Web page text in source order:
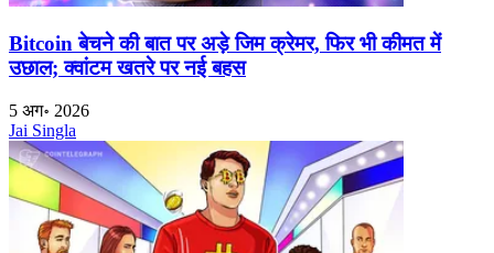
Bitcoin बेचने की बात पर अड़े जिम क्रेमर, फिर भी कीमत में
उछाल; क्वांटम खतरे पर नई बहस
5 अग॰ 2026
Jai Singla